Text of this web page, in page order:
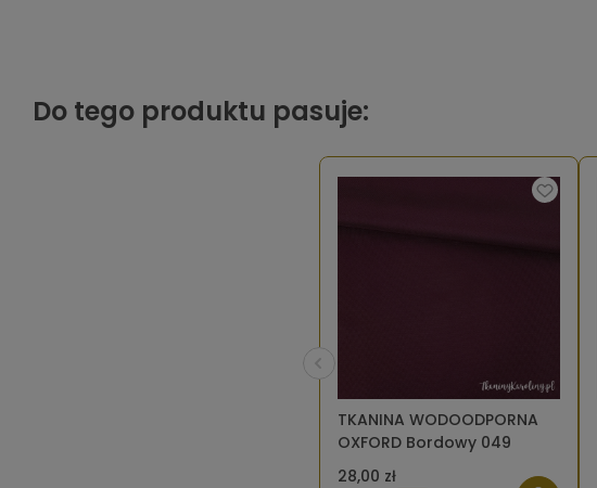
Do tego produktu pasuje:
TKANINA WODOODPORNA
OXFORD Bordowy 049
28,00 zł